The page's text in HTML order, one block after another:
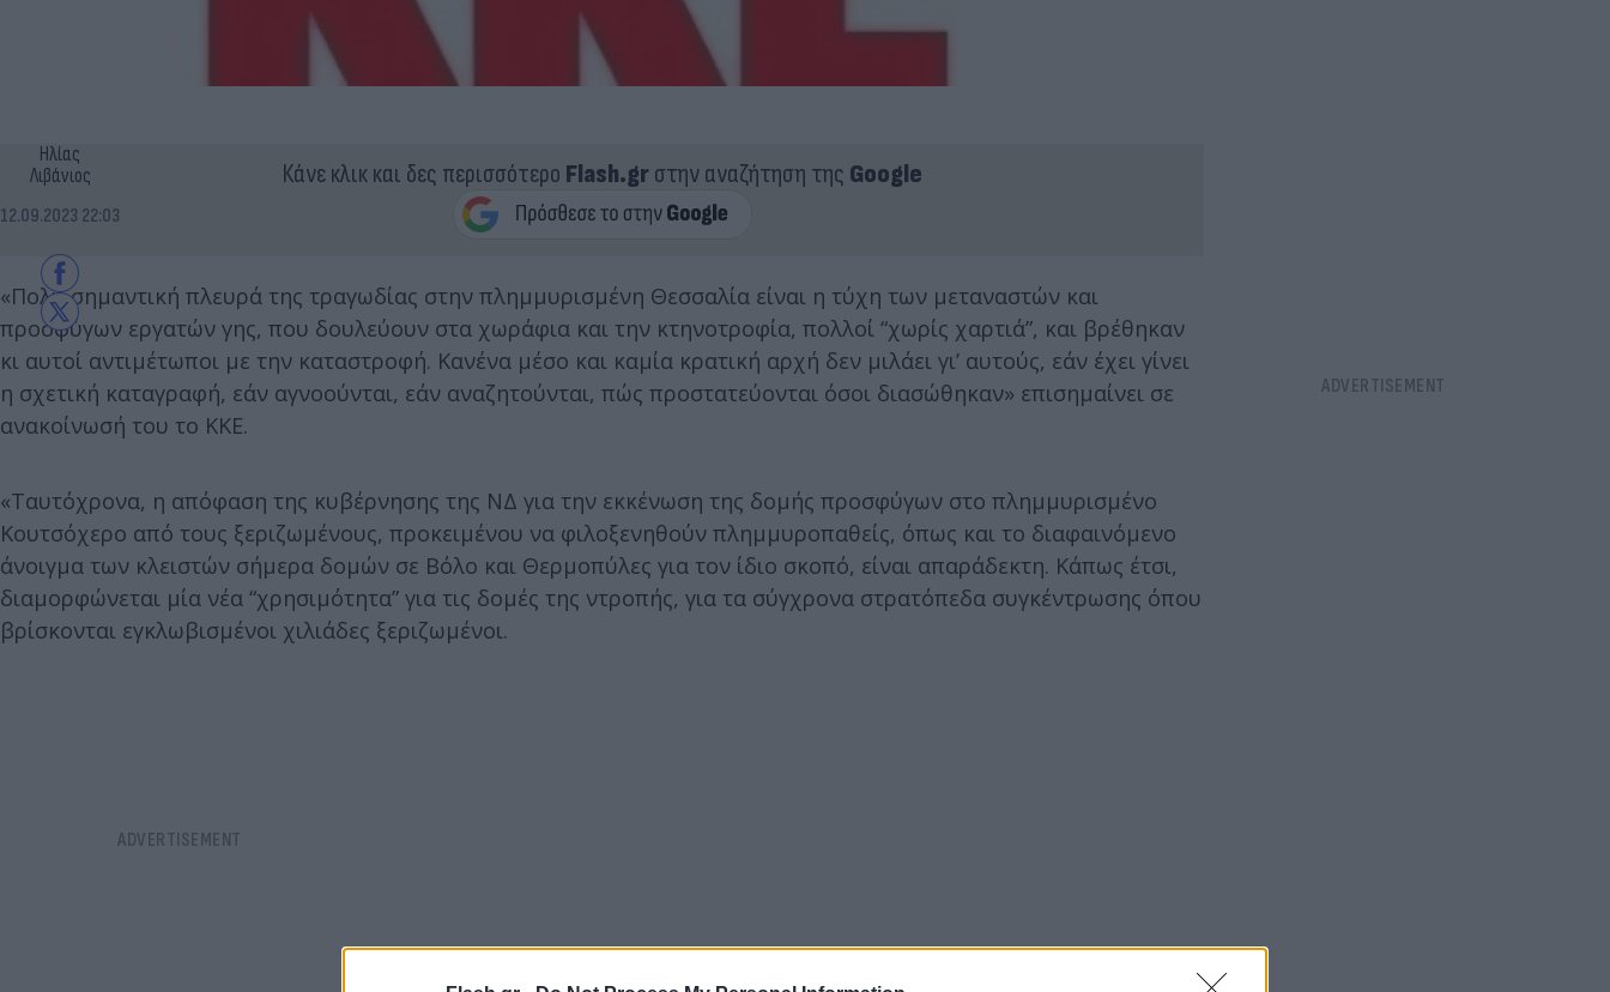
Ηλίας
Λιβάνιος
12.09.2023 22:03
Κάνε κλικ και δες περισσότερο Flash.grστην αναζήτηση της Google
«Πολύ σημαντική πλευρά της τραγωδίας στην πλημμυρισμένη Θεσσαλία είναι η τύχη των μεταναστών και
προσφύγων εργατών γης, που δουλεύουν στα χωράφια και την κτηνοτροφία, πολλοί “χωρίς χαρτιά”, και βρέθηκαν
κι αυτοί αντιμέτωποι με την καταστροφή. Κανένα μέσο και καμία κρατική αρχή δεν μιλάει γι’ αυτούς, εάν έχει γίνει
η σχετική καταγραφή, εάν αγνοούνται, εάν αναζητούνται, πώς προστατεύονται όσοι διασώθηκαν» επισημαίνει σε
ανακοίνωσή του το ΚΚΕ.
«Ταυτόχρονα, η απόφαση της κυβέρνησης της ΝΔ για την εκκένωση της δομής προσφύγων στο πλημμυρισμένο
Κουτσόχερο από τους ξεριζωμένους, προκειμένου να φιλοξενηθούν πλημμυροπαθείς, όπως και το διαφαινόμενο
άνοιγμα των κλειστών σήμερα δομών σε Βόλο και Θερμοπύλες για τον ίδιο σκοπό, είναι απαράδεκτη. Κάπως έτσι,
διαμορφώνεται μία νέα “χρησιμότητα” για τις δομές της ντροπής, για τα σύγχρονα στρατόπεδα συγκέντρωσης όπου
βρίσκονται εγκλωβισμένοι χιλιάδες ξεριζωμένοι.